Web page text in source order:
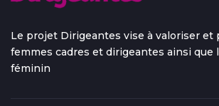
Le projet Dirigeantes vise à valoriser et
femmes cadres et dirigeantes ainsi que
féminin